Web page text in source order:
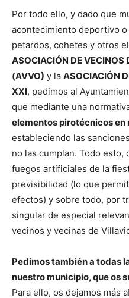
Por todo ello, y dado que
acontecimiento deportivo
petardos, cohetes y otros
ASOCIACIÓN DE VECINOS
(AVVO) y la ASOCIACIÓN
XXI, pedimos al
que mediante una
elementos pirotécnicos en
estableciendo las
no las cumplan. Todo esto,
fuegos artificiales de la
previsibilidad (lo que
efectos) y sobre todo, por
singular de especial
vecinos y vecinas de
Pedimos también a todas
nuestro municipio, que os
Para ello, os dejamos más